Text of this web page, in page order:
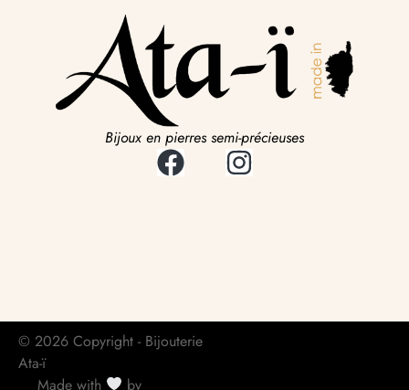
Bijoux en pierres semi-précieuses
© 2026 Copyright - Bijouterie
Ata-ï
Made with
by